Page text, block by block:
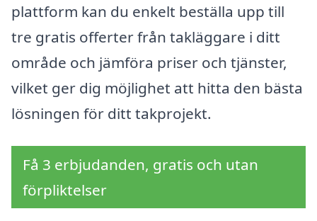
plattform kan du enkelt beställa upp till
tre gratis offerter från takläggare i ditt
område och jämföra priser och tjänster,
vilket ger dig möjlighet att hitta den bästa
lösningen för ditt takprojekt.
Få 3 erbjudanden, gratis och utan
förpliktelser